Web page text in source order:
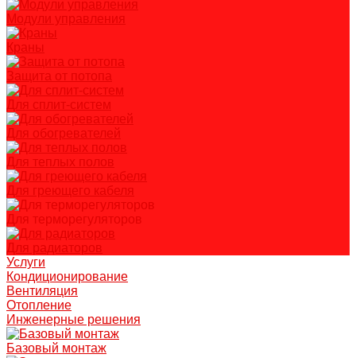
Модули управления
Краны
Защита от потопа
Для сплит-систем
Для обогревателей
Для теплых полов
Для греющего кабеля
Для терморегуляторов
Для радиаторов
Услуги
Кондиционирование
Вентиляция
Отопление
Инженерные решения
Базовый монтаж